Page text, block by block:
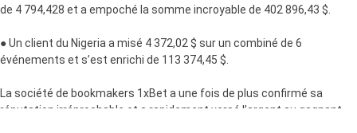
de 4 794,428 et a empoché la somme incroyable de 402 896,43 $.
● Un client du Nigeria a misé 4 372,02 $ sur un combiné de 6
événements et s’est enrichi de 113 374,45 $.
La société de bookmakers 1xBet a une fois de plus confirmé sa
réputation irréprochable et a rapidement versé l’argent au gagnant.